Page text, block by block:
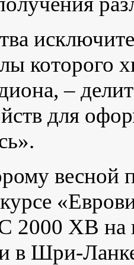
которого
–
для
весной
2000 XB на
в Шри-